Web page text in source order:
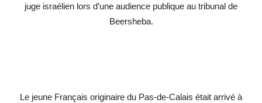
juge israélien lors d’une audience publique au tribunal de
Beersheba.
Le jeune Français originaire du Pas-de-Calais était arrivé à